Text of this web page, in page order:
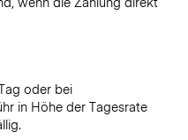
oder bei
in Höhe der Tagesrate